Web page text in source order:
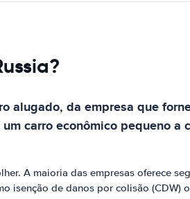
alugado, da empresa que
carro econômico pequeno a
A maioria das empresas oferece
de danos por colisão (CDW)